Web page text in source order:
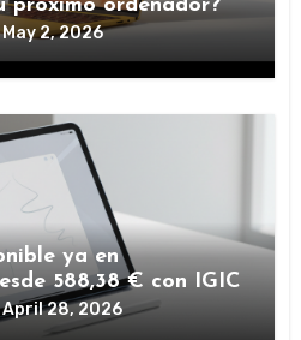
próximo ordenador?
May 2, 2026
ya en
588,38 € con IGIC
April 28, 2026